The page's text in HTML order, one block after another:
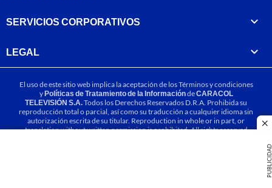
PUBLICIDAD
SERVICIOS CORPORATIVOS
LEGAL
El uso de este sitio web implica la aceptación de losTérminos y condiciones
yPolíticas de Tratamiento de la InformacióndeCARACOL
TELEVISIÓN S.A.Todos los Derechos Reservados D.R.A. Prohibida su
reproducción total o parcial, así como su traducción a cualquier idioma sin
autorización escrita de su titular. Reproduction in whole or in part, or
translation without written permission is prohibited. All rights reserved